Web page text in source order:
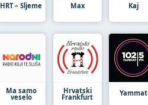
HRT – Sljeme Max Kaj
Ma samo
veselo
Hrvatski
Frankfurt Yammat